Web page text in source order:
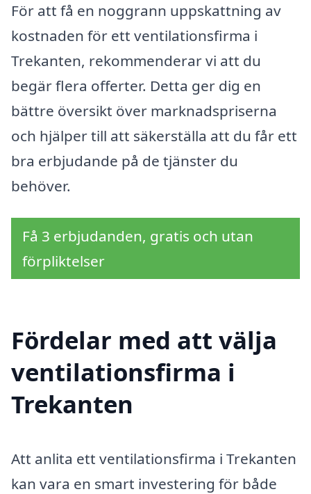
För att få en noggrann uppskattning av
kostnaden för ett ventilationsfirma i
Trekanten, rekommenderar vi att du
begär flera offerter. Detta ger dig en
bättre översikt över marknadspriserna
och hjälper till att säkerställa att du får ett
bra erbjudande på de tjänster du
behöver.
Få 3 erbjudanden, gratis och utan
förpliktelser
Fördelar med att välja
ventilationsfirma i
Trekanten
Att anlita ett ventilationsfirma i Trekanten
kan vara en smart investering för både